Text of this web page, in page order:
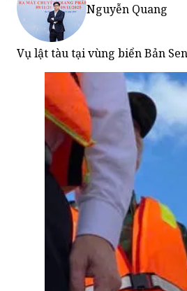
Nguyễn Quang
Vụ lật tàu tại vùng biển Bản